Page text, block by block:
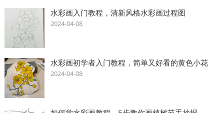
水彩画入门教程，清新风格水彩画过程图
2024-04-08
水彩画初学者入门教程，简单又好看的黄色小花
2024-04-08